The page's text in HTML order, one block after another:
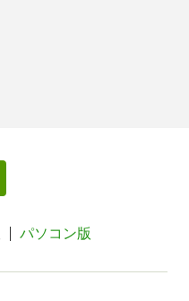
パソコン版